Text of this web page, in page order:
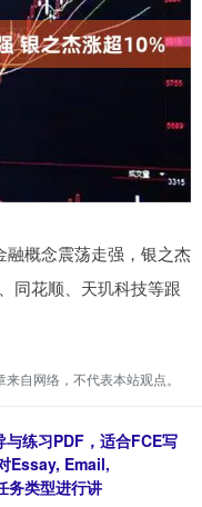
概念震荡走强，银之杰
同花顺、天玑科技等跟
自网络，不代表本站观点。
练习PDF，适合FCE写
Essay, Email,
类型进行讲